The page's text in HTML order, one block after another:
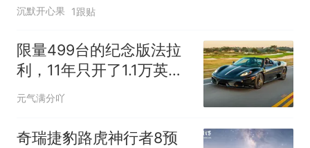
沉默开心果 1跟贴
限量499台的纪念版法拉
利，11年只开了1.1万英
里，如今挂牌出售
元气满分吖
奇瑞捷豹路虎神行者8预